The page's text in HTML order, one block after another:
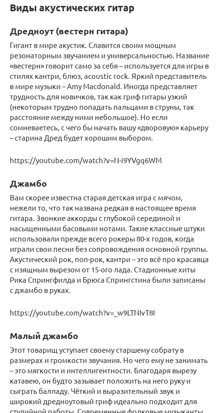
Виды акустических гитар
Дредноут (вестерн гитара)
Гигант в мире акустик. Славится своим мощным
резонаторным звучанием и универсальностью. Название
«вестерн» говорит само за себя – используется для игры в
стилях кантри, блюз, acoustic rock. Яркий представитель
в мире музыки – Amy Macdonald. Иногда представляет
трудность для новичков, так как гриф гитары узкий
(некоторым трудно попадать пальцами в струны, так
расстояние между ними небольшое). Но если
сомневаетесь, с чего бы начать вашу «дворовую» карьеру
– старина Дред будет хорошим выбором.
https://youtube.com/watch?v=N-i9YVgq6WM
Джамбо
Вам скорее известна старая детская игра с мячом,
нежели то, что так названа редкая в настоящее время
гитара. Звонкие аккорды с глубокой серединой и
насыщенными басовыми нотами. Такие классные штуки
использовали прежде всего рокеры 80-х годов, когда
играли свои песни без сопровождения основной группы.
Акустический рок, поп-рок, кантри – это всё про красавца
с изящным вырезом от 15-ого лада. Стадионные хиты
Рика Спрингфилда и Брюса Спрингстина были записаны
с джамбо в руках.
https://youtube.com/watch?v=_w9LTNIvT8I
Малый джамбо
Этот товарищ уступает своему старшему собрату в
размерах и громкости звучания. Но чего ему не занимать
– это мягкости и интеллигентности. Благодаря вырезу
катавею, он будто зазывает положить на него руку и
сыграть балладу. Чёткий и выразительный звук и
широкий дредноутовый гриф идеально подходит для
студийной работы. Современные фолковые музыканты